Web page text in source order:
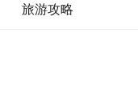
旅游攻略